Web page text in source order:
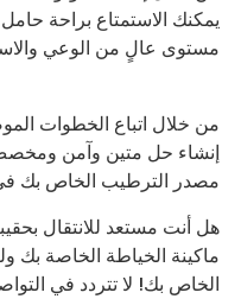
يمكنك الاستمتاع براحة
مستوى عالٍ من الوعي
من خلال اتباع الخطوات
إنشاء حل متين وآمن
مصدر الترطيب الخاص بك في
هل أنت مستعد للانتقال
ماكينة الخياطة الخاصة بك
الخاص بك! لا تتردد في